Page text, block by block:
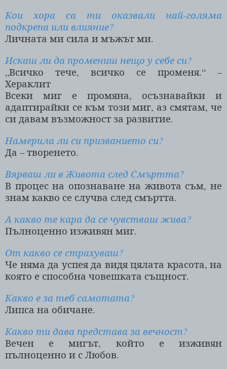
Кои хора са ти оказвали най-голяма
подкрепа или влияние?
Личната ми сила и мъжът ми.
Искаш ли да промениш нещо у себе си?
„Всичко тече, всичко се променя.“ –
Хераклит
Всеки миг е промяна, осъзнавайки и
адаптирайки се към този миг, аз смятам, че
си давам възможност за развитие.
Намерила ли си призванието си?
Да – творенето.
Вярваш ли в Живота след Смъртта?
В процес на опознаване на живота съм, не
знам какво се случва след смъртта.
А какво те кара да се чувстваш жива?
Пълноценно изживян миг.
От какво се страхуваш?
Че няма да успея да видя цялата красота, на
която е способна човешката същност.
Какво е за теб самотата?
Липса на обичане.
Какво ти дава представа за вечност?
Вечен е мигът, който е изживян
пълноценно и с Любов.